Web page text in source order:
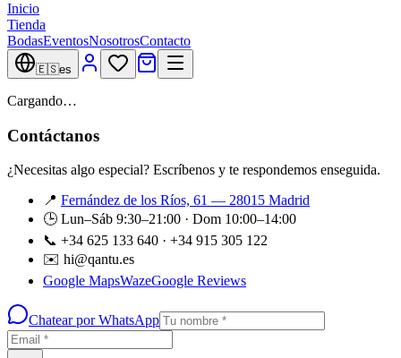
Inicio
Tienda
BodasEventosNosotrosContacto
🇪🇸es
Cargando…
Contáctanos
¿Necesitas algo especial? Escríbenos y te respondemos enseguida.
📍 Fernández de los Ríos, 61 — 28015 Madrid
🕒 Lun–Sáb 9:30–21:00 · Dom 10:00–14:00
📞 +34 625 133 640 · +34 915 305 122
✉️ hi@qantu.es
Google MapsWazeGoogle Reviews
Chatear por WhatsApp